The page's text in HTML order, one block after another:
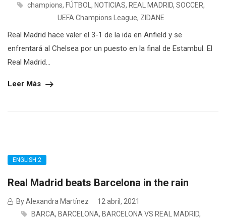
champions, FÚTBOL , NOTICIAS, REAL MADRID, SOCCER,
UEFA Champions League, ZIDANE
Real Madrid hace valer el 3-1 de la ida en Anfield y se
enfrentará al Chelsea por un puesto en la final de Estambul. El
Real Madrid...
Leer Más
ENGLISH 2
Real Madrid beats Barcelona in the rain
By Alexandra Martínez
12 abril, 2021
BARCA, BARCELONA, BARCELONA VS REAL MADRID,